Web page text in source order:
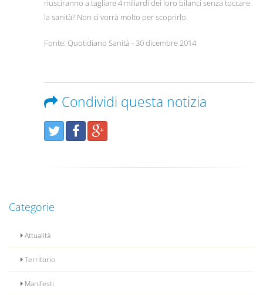
riusciranno a tagliare 4 miliardi dei loro bilanci senza toccare
la sanità? Non ci vorrà molto per scoprirlo.
Fonte: Quotidiano Sanità - 30 dicembre 2014
Condividi questa notizia
Categorie
Attualità
Territorio
Manifesti